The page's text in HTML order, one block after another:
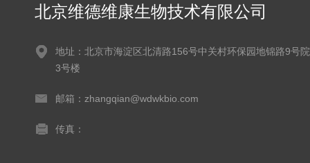
北京维德维康生物技术有限公司
地址：北京市海淀区北清路156号中关村环保园地锦路9号院
3号楼
邮箱：zhangqian@wdwkbio.com
传真：